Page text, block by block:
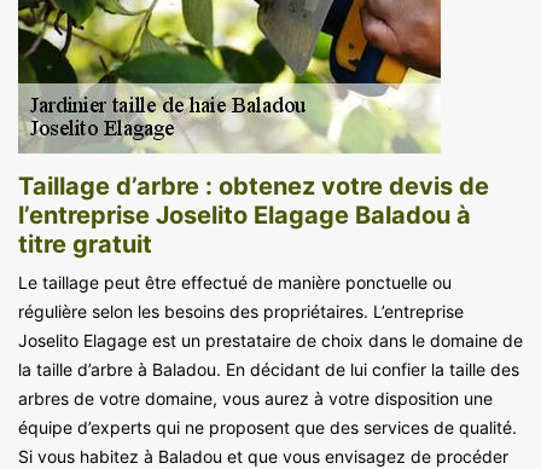
Taillage d’arbre : obtenez votre devis de
l’entreprise Joselito Elagage Baladou à
titre gratuit
Le taillage peut être effectué de manière ponctuelle ou
régulière selon les besoins des propriétaires. L’entreprise
Joselito Elagage est un prestataire de choix dans le domaine de
la taille d’arbre à Baladou. En décidant de lui confier la taille des
arbres de votre domaine, vous aurez à votre disposition une
équipe d’experts qui ne proposent que des services de qualité.
Si vous habitez à Baladou et que vous envisagez de procéder